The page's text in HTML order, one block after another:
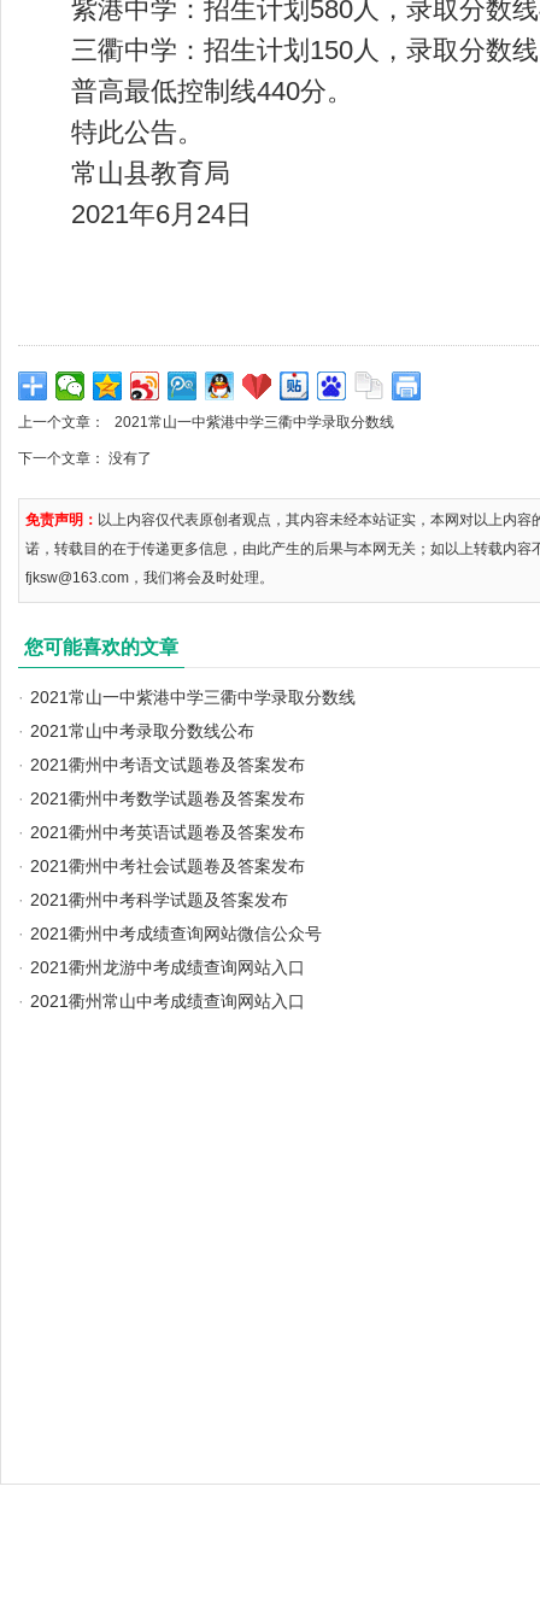
紫港中学：招生计划580人，录取分数线
三衢中学：招生计划150人，录取分数线
普高最低控制线440分。
特此公告。
常山县教育局
2021年6月24日
上一个文章： 2021常山一中紫港中学三衢中学录取分数线
下一个文章： 没有了
免责声明： 以上内容仅代表原创者观点，其内容未经本站证实，本网对以上内
诺，转载目的在于传递更多信息，由此产生的后果与本网无关；如以上转载内容
fjksw@163.com，我们将会及时处理。
您可能喜欢的文章
· 2021常山一中紫港中学三衢中学录取分数线
· 2021常山中考录取分数线公布
· 2021衢州中考语文试题卷及答案发布
· 2021衢州中考数学试题卷及答案发布
· 2021衢州中考英语试题卷及答案发布
· 2021衢州中考社会试题卷及答案发布
· 2021衢州中考科学试题及答案发布
· 2021衢州中考成绩查询网站微信公众号
· 2021衢州龙游中考成绩查询网站入口
· 2021衢州常山中考成绩查询网站入口